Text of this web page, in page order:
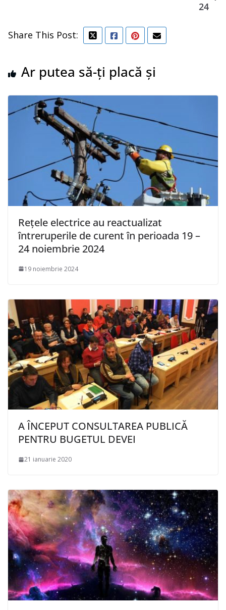
24
Share This Post:
Ar putea să-ți placă și
Rețele electrice au reactualizat
întreruperile de curent în perioada 19 –
24 noiembrie 2024
19 noiembrie 2024
A ÎNCEPUT CONSULTAREA PUBLICĂ
PENTRU BUGETUL DEVEI
21 ianuarie 2020